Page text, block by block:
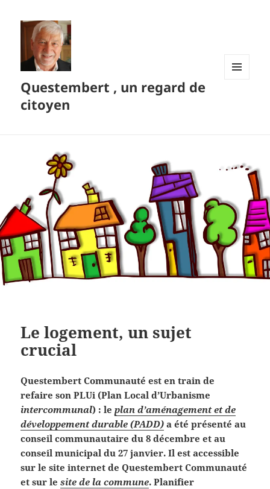
Questembert , un regard de
citoyen
Le logement, un sujet
crucial
Questembert Communauté est en train de
refaire son PLUi (Plan Local d’Urbanisme
intercommunal) : leplan d’aménagement et de
développement durable (PADD) a été présenté au
conseil communautaire du 8 décembre et au
conseil municipal du 27 janvier. Il est accessible
sur le site internet de Questembert Communauté
et sur lesite de la commune. Planifier